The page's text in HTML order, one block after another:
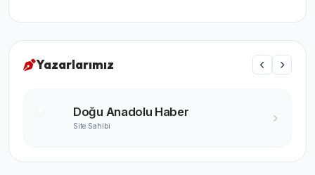
Yazarlarımız
Turgay Karabıyık
Ünlü Yazar